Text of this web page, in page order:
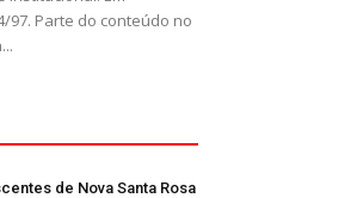
97. Parte do conteúdo no
de Nova Santa Rosa